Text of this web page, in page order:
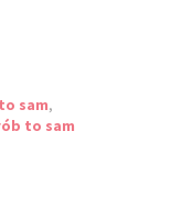
sam,
to sam